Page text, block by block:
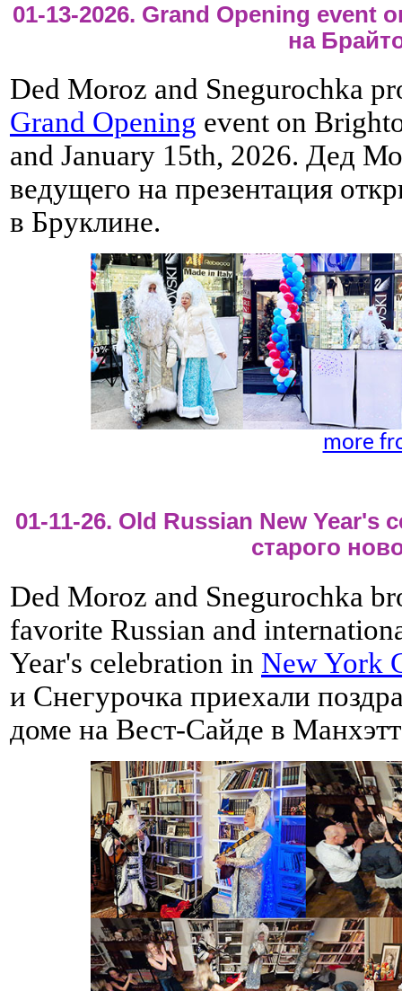
01-13-2026. Grand Opening event
на
Ded Moroz and Snegurochka
Grand Opening event on
and January 15th, 2026. Дед
ведущего на презентация
в Бруклине.
more
01-11-26. Old Russian New
старого
Ded Moroz and Snegurochka
favorite Russian and
Year's celebration in New York
и Снегурочка приехали
доме на Вест-Сайде в